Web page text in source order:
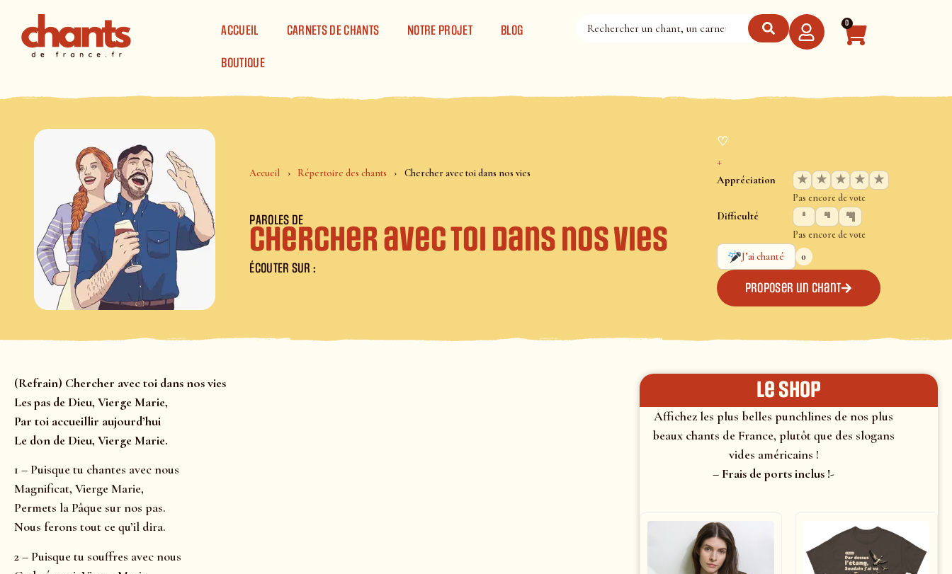
ACCUEIL
CARNETS DE CHANTS NOTRE PROJET BLOG
BOUTIQUE
0
Accueil Répertoire des chants Chercher avec toi dans nos vies
PAROLES DE
Chercher avec toi dans nos vies
ÉCOUTER SUR :
♡
+
Appréciation ★ ★ ★ ★ ★
Pas encore de vote
Difficulté
Pas encore de vote
J’ai chanté
0
Proposer un chant
(Refrain) Chercher avec toi dans nos vies
Les pas de Dieu, Vierge Marie,
Par toi accueillir aujourd’hui
Le don de Dieu, Vierge Marie.
1 – Puisque tu chantes avec nous
Magnificat, Vierge Marie,
Permets la Pâque sur nos pas.
Nous ferons tout ce qu’il dira.
2 – Puisque tu souffres avec nous
le shop
Affichez les plus belles punchlines de nos plus
beaux chants de France, plutôt que des slogans
vides américains !
– Frais de ports inclus !-